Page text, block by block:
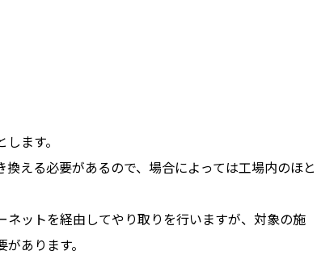
ます。
える必要があるので、場合によっては工場内のほと
ットを経由してやり取りを行いますが、対象の施
あります。